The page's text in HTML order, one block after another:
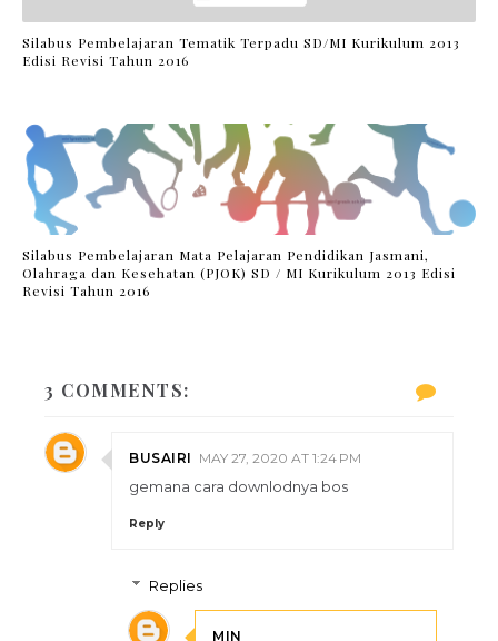
Silabus Pembelajaran Tematik Terpadu SD/MI Kurikulum 2013
Edisi Revisi Tahun 2016
Silabus Pembelajaran Mata Pelajaran Pendidikan Jasmani,
Olahraga dan Kesehatan (PJOK) SD / MI Kurikulum 2013 Edisi
Revisi Tahun 2016
3 COMMENTS:
BUSAIRI MAY 27, 2020 AT 1:24 PM
gemana cara downlodnya bos
Reply
Replies
MIN